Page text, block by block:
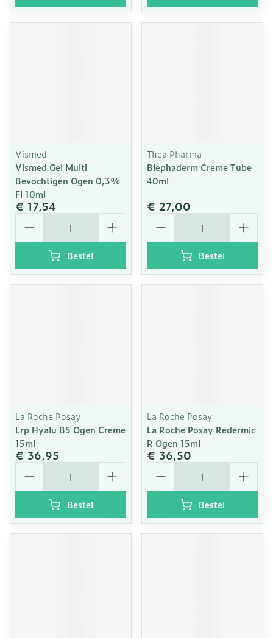
Vismed
Vismed Gel Multi
Bevochtigen Ogen 0,3%
Fl 10ml
€ 17,54
Aantal
Bestel
Thea Pharma
Blephaderm Creme Tube
40ml
€ 27,00
Aantal
Bestel
La Roche Posay
Lrp Hyalu B5 Ogen Creme
15ml
€ 36,95
Aantal
Bestel
La Roche Posay
La Roche Posay Redermic
R Ogen 15ml
€ 36,50
Aantal
Bestel